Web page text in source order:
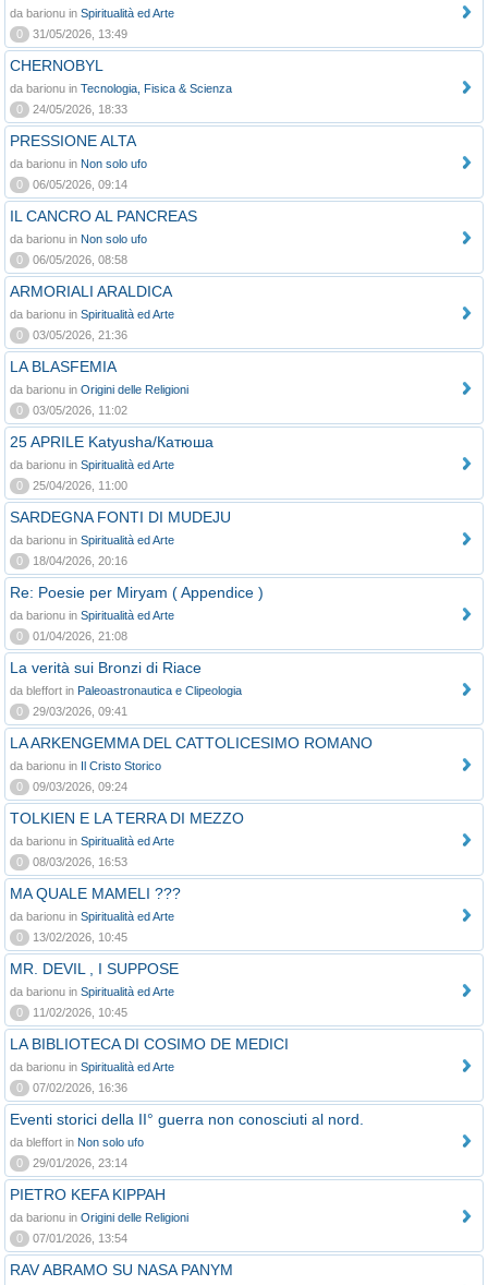
da barionu in Spiritualità ed Arte
0
31/05/2026, 13:49
CHERNOBYL
da barionu in Tecnologia, Fisica & Scienza
0
24/05/2026, 18:33
PRESSIONE ALTA
da barionu in Non solo ufo
0
06/05/2026, 09:14
IL CANCRO AL PANCREAS
da barionu in Non solo ufo
0
06/05/2026, 08:58
ARMORIALI ARALDICA
da barionu in Spiritualità ed Arte
0
03/05/2026, 21:36
LA BLASFEMIA
da barionu in Origini delle Religioni
0
03/05/2026, 11:02
25 APRILE Katyusha/Катюша
da barionu in Spiritualità ed Arte
0
25/04/2026, 11:00
SARDEGNA FONTI DI MUDEJU
da barionu in Spiritualità ed Arte
0
18/04/2026, 20:16
Re: Poesie per Miryam ( Appendice )
da barionu in Spiritualità ed Arte
0
01/04/2026, 21:08
La verità sui Bronzi di Riace
da bleffort in Paleoastronautica e Clipeologia
0
29/03/2026, 09:41
LA ARKENGEMMA DEL CATTOLICESIMO ROMANO
da barionu in Il Cristo Storico
0
09/03/2026, 09:24
TOLKIEN E LA TERRA DI MEZZO
da barionu in Spiritualità ed Arte
0
08/03/2026, 16:53
MA QUALE MAMELI ???
da barionu in Spiritualità ed Arte
0
13/02/2026, 10:45
MR. DEVIL , I SUPPOSE
da barionu in Spiritualità ed Arte
0
11/02/2026, 10:45
LA BIBLIOTECA DI COSIMO DE MEDICI
da barionu in Spiritualità ed Arte
0
07/02/2026, 16:36
Eventi storici della II° guerra non conosciuti al nord.
da bleffort in Non solo ufo
0
29/01/2026, 23:14
PIETRO KEFA KIPPAH
da barionu in Origini delle Religioni
0
07/01/2026, 13:54
RAV ABRAMO SU NASA PANYM